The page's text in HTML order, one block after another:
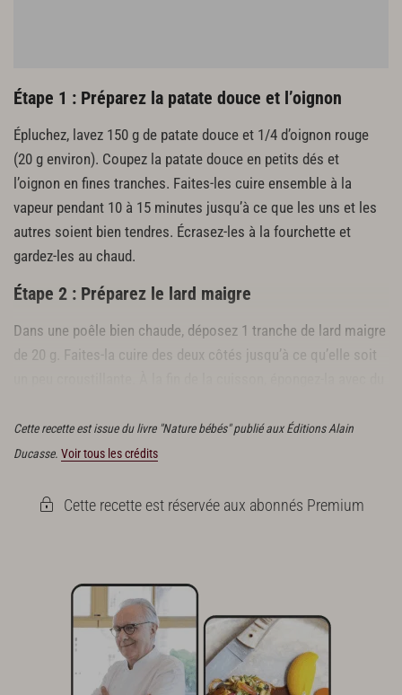
Étape 1 : Préparez la patate douce et l’oignon
Épluchez, lavez 150 g de patate douce et 1/4 d’oignon rouge
(20 g environ). Coupez la patate douce en petits dés et
l’oignon en fines tranches. Faites-les cuire ensemble à la
vapeur pendant 10 à 15 minutes jusqu’à ce que les uns et les
autres soient bien tendres. Écrasez-les à la fourchette et
gardez-les au chaud.
Étape 2 : Préparez le lard maigre
Dans une poêle bien chaude, déposez 1 tranche de lard maigre
de 20 g. Faites-la cuire des deux côtés jusqu’à ce qu’elle soit
Cette recette est issue du livre "Nature bébés" publié aux Éditions Alain
Ducasse. Voir tous les crédits
Cette recette est réservée aux abonnés Premium